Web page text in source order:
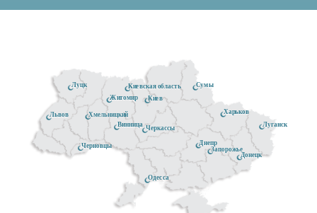
Черкассы
Черновцы
Сумы
Луганск
Одесса
Донецк
Киев
Днепр
Киевская область
Запорожье
Житомир
Винница
Хмельницкий
Луцк
Львов Харьков